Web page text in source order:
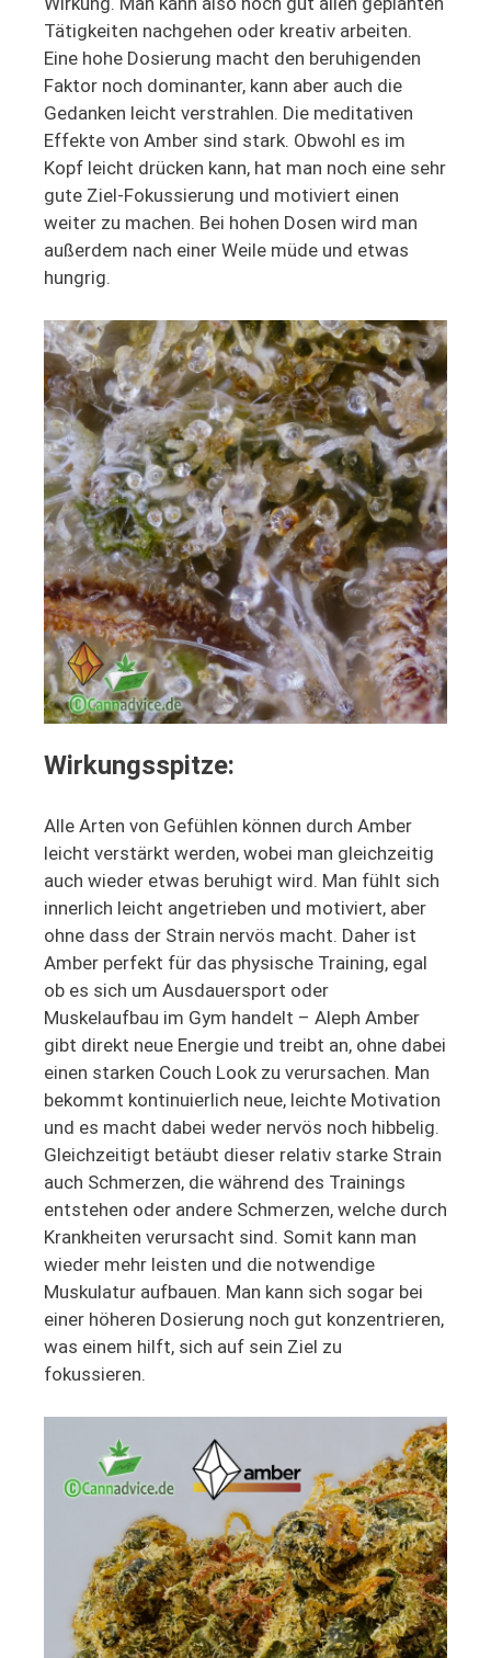
Tätigkeiten nachgehen oder kreativ arbeiten.
Eine hohe Dosierung macht den beruhigenden
Faktor noch dominanter, kann aber auch die
Gedanken leicht verstrahlen. Die meditativen
Effekte von Amber sind stark. Obwohl es im
Kopf leicht drücken kann, hat man noch eine sehr
gute Ziel-Fokussierung und motiviert einen
weiter zu machen. Bei hohen Dosen wird man
außerdem nach einer Weile müde und etwas
hungrig.
Wirkungsspitze:
Alle Arten von Gefühlen können durch Amber
leicht verstärkt werden, wobei man gleichzeitig
auch wieder etwas beruhigt wird. Man fühlt sich
innerlich leicht angetrieben und motiviert, aber
ohne dass der Strain nervös macht. Daher ist
Amber perfekt für das physische Training, egal
ob es sich um Ausdauersport oder
Muskelaufbau im Gym handelt – Aleph Amber
gibt direkt neue Energie und treibt an, ohne dabei
einen starken Couch Look zu verursachen. Man
bekommt kontinuierlich neue, leichte Motivation
und es macht dabei weder nervös noch hibbelig.
Gleichzeitigt betäubt dieser relativ starke Strain
auch Schmerzen, die während des Trainings
entstehen oder andere Schmerzen, welche durch
Krankheiten verursacht sind. Somit kann man
wieder mehr leisten und die notwendige
Muskulatur aufbauen. Man kann sich sogar bei
einer höheren Dosierung noch gut konzentrieren,
was einem hilft, sich auf sein Ziel zu
fokussieren.